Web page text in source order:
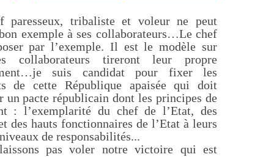
paresseux, tribaliste et voleur ne peut
exemple à ses collaborateurs…Le chef
par l’exemple. Il est le modèle sur
collaborateurs tireront leur propre
suis candidat pour fixer les
de cette République apaisée qui doit
un pacte républicain dont les principes de
: l’exemplarité du chef de l’Etat, des
des hauts fonctionnaires de l’Etat à leurs
de responsabilités...
pas voler notre victoire qui est